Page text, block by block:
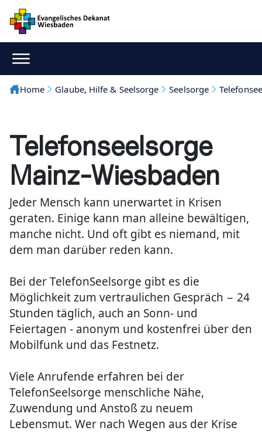
Home Glaube, Hilfe & Seelsorge Seelsorge
Telefonseelsorge
Mainz-Wiesbaden
Jeder Mensch kann unerwartet in Krisen
geraten. Einige kann man alleine bewältigen,
manche nicht. Und oft gibt es niemand, mit
dem man darüber reden kann.
Bei der TelefonSeelsorge gibt es die
Möglichkeit zum vertraulichen Gespräch − 24
Stunden täglich, auch an Sonn- und
Feiertagen - anonym und kostenfrei über den
Mobilfunk und das Festnetz.
Viele Anrufende erfahren bei der
TelefonSeelsorge menschliche Nähe,
Zuwendung und Anstoß zu neuem
Lebensmut. Wer nach Wegen aus der Krise